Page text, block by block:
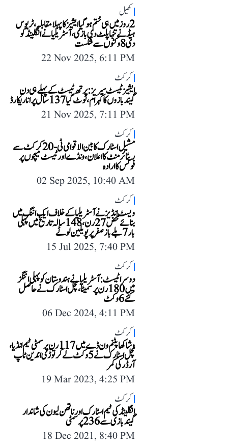
کھیل
2 روز میں ہی ختم ہو گیا ایشیز کا پہلا مقابلہ، ٹریوس
ہیڈ نے تنہا پلٹ دی بازی، آسٹریلیا نے انگلینڈ کو
دی 8 وکٹوں سے شکست
22 Nov 2025, 6:11 PM
کرکٹ
ایشیز ٹیسٹ سیریز: پرتھ ٹیسٹ کے پہلے ہی دن
گیندبازوں کا کہرام، ٹوٹ گیا 137 سال پرانا ریکارڈ
21 Nov 2025, 7:11 PM
کرکٹ
مشیل اسٹارک کا بین الاقوامی ٹی-20 کرکٹ سے
ریٹائرمنٹ کا اعلان، ونڈے اور ٹیسٹ میچوں پر
فوکس کا ارادہ
02 Sep 2025, 10:40 AM
کرکٹ
ویسٹ انڈیز نے آسٹریلیا کے خلاف ایک اننگ میں
بنائے محض 27 رن، 148 سالہ تاریخ میں پہلی
بار 7 بلے باز صفر پر پویلین لوٹے
15 Jul 2025, 7:40 PM
کرکٹ
دوسرا ٹیسٹ: آسٹریلیا نے ہندوستان کو پہلی اننگز
میں 180 رن پر سمیٹا، مچل اسٹارک نے حاصل
کئے 6 وکٹ
06 Dec 2024, 4:11 PM
کرکٹ
وشاکھاپٹنم ون ڈے میں 117 رن پر سمٹی ٹیم انڈیا،
مچل اسٹارک نے 5 وکٹ لے کر توڑی اندین ٹاپ
آرڈر کی کمر
19 Mar 2023, 4:25 PM
کرکٹ
انگلینڈ کی ٹیم اسٹارک اور ناتھن لیون کی شاندار
گیندبازی سے 236 پر سمٹی
18 Dec 2021, 8:40 PM